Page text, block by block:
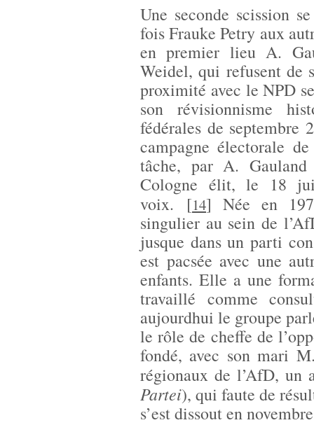
Une seconde scission
fois Frauke Petry aux
en premier lieu A.
Weidel, qui refusent de
proximité avec le NPD
son révisionnisme
fédérales de septembre
campagne électorale
tâche, par A.
Cologne élit, le 18
voix. [14] Née en
singulier au sein de
jusque dans un parti
est pacsée avec une
enfants. Elle a une
travaillé comme
aujourdhui le groupe
le rôle de cheffe de
fondé, avec son mari
régionaux de l’AfD,
Partei), qui faute de
s’est dissout en